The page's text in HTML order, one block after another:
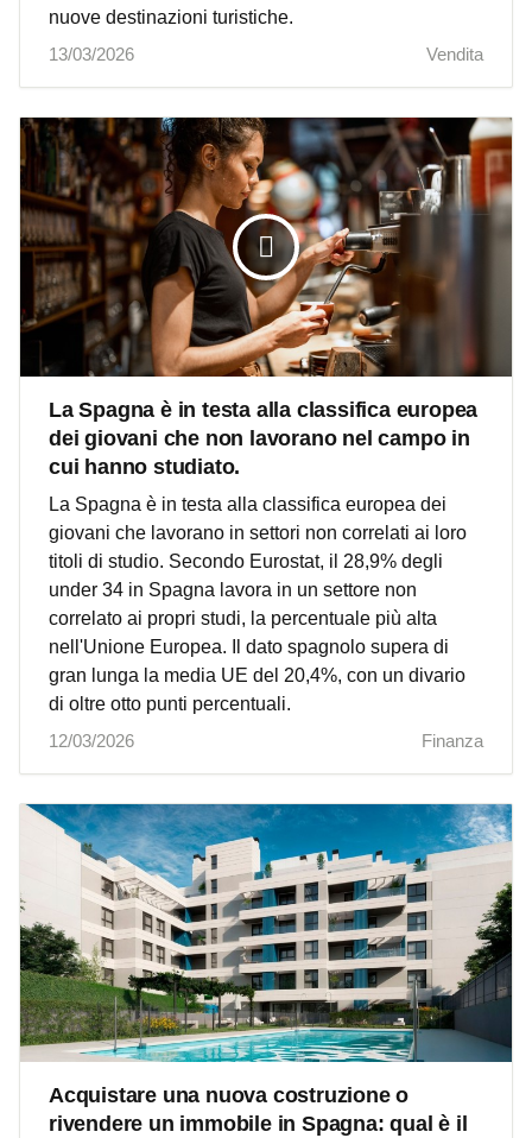
nuove destinazioni turistiche.
13/03/2026
Vendita
La Spagna è in testa alla classifica europea
dei giovani che non lavorano nel campo in
cui hanno studiato.
La Spagna è in testa alla classifica europea dei
giovani che lavorano in settori non correlati ai loro
titoli di studio. Secondo Eurostat, il 28,9% degli
under 34 in Spagna lavora in un settore non
correlato ai propri studi, la percentuale più alta
nell'Unione Europea. Il dato spagnolo supera di
gran lunga la media UE del 20,4%, con un divario
di oltre otto punti percentuali.
12/03/2026
Finanza
Acquistare una nuova costruzione o
rivendere un immobile in Spagna: qual è il